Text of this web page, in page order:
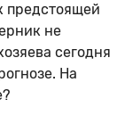
предстоящей
не
сегодня
На